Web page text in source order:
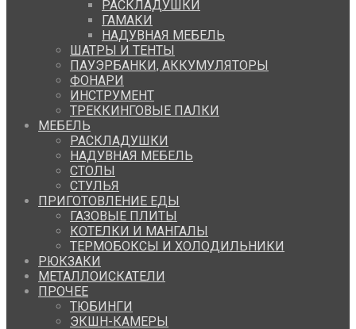
РАСКЛАДУШКИ
ГАМАКИ
НАДУВНАЯ МЕБЕЛЬ
ШАТРЫ И ТЕНТЫ
ПАУЭРБАНКИ, АККУМУЛЯТОРЫ
ФОНАРИ
ИНСТРУМЕНТ
ТРЕККИНГОВЫЕ ПАЛКИ
МЕБЕЛЬ
РАСКЛАДУШКИ
НАДУВНАЯ МЕБЕЛЬ
СТОЛЫ
СТУЛЬЯ
ПРИГОТОВЛЕНИЕ ЕДЫ
ГАЗОВЫЕ ПЛИТЫ
КОТЕЛКИ И МАНГАЛЫ
ТЕРМОБОКСЫ И ХОЛОДИЛЬНИКИ
РЮКЗАКИ
МЕТАЛЛОИСКАТЕЛИ
ПРОЧЕЕ
ТЮБИНГИ
ЭКШН-КАМЕРЫ